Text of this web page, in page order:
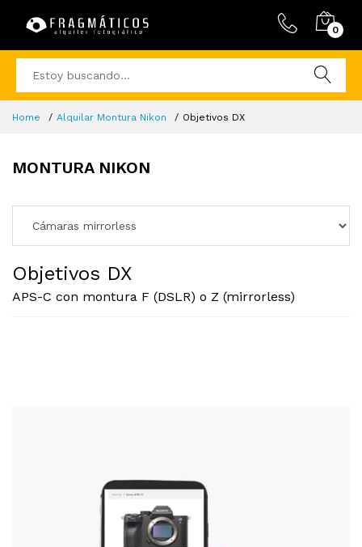
0
Home Alquilar Montura Nikon Objetivos DX
MONTURA NIKON
Objetivos DX
APS-C con montura F (DSLR) o Z (mirrorless)